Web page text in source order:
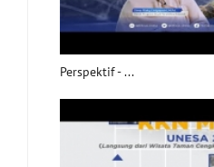
Perspektif - ...